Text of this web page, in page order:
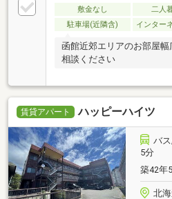
敷金なし 二人
駐車場(近隣含)
インター
函館近郊エリアのお部屋
相談ください
賃貸アパート ハッピーハイツ
バ
5分
築42年
北